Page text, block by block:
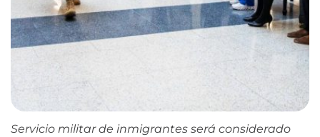
Servicio militar de inmigrantes será considerado